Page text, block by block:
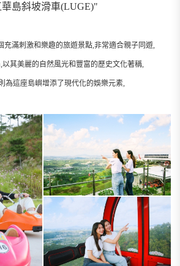
島斜坡滑車(LUGE)"
充滿刺激和樂趣的旅遊景點,非常適合親子同遊,
其美麗的自然風光和豐富的歷史文化著稱,
為這座島嶼增添了現代化的娛樂元素,